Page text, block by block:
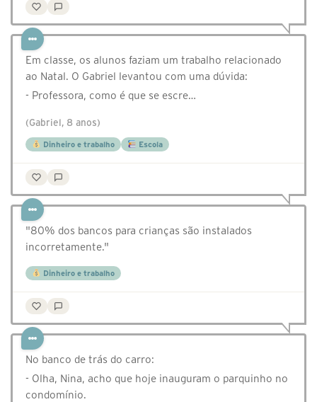
Em classe, os alunos faziam um trabalho relacionado
ao Natal. O Gabriel levantou com uma dúvida:
- Professora, como é que se escre…
(Gabriel, 8 anos)
Dinheiro e trabalho Escola
"80% dos bancos para crianças são instalados
incorretamente."
Dinheiro e trabalho
No banco de trás do carro:
- Olha, Nina, acho que hoje inauguram o parquinho no
condomínio.